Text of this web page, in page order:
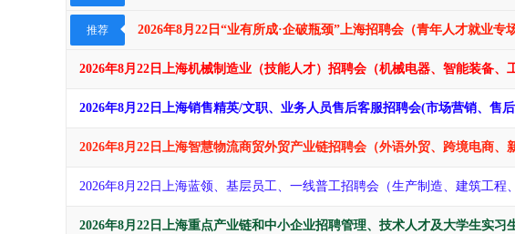
推荐 2026年8月22日“业有所成·企破瓶颈​​​”上海招聘会（青年人才就业
2026年8月22日上海机械制造业（技能人才）招聘会（机械电器、智能装备
2026年8月22日上海销售精英/文职、业务人员售后客服招聘会(市场营销、售
2026年8月22日上海智慧物流商贸外贸产业链招聘会（外语外贸、跨境电商、
2026年8月22日上海蓝领、基层员工、一线普工招聘会（生产制造、建筑工程
2026年8月22日上海重点产业链和中小企业招聘管理、技术人才及大学生实习